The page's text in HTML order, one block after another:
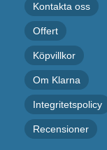
Kontakta oss
Offert
Köpvillkor
Om Klarna
Integritetspolicy
Recensioner